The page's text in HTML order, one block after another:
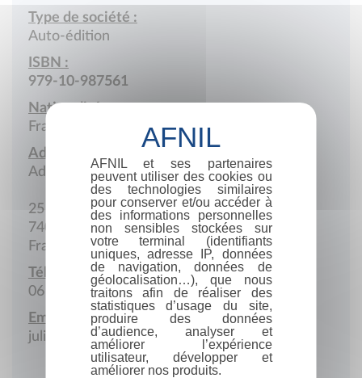
Type de société :
Auto-édition
ISBN :
979-10-987561
Nationalité :
France
Adresse :
Adresse postale
25 Rue Chaumontel
74000 Annecy
France
Téléphone portable :
06 08 77 68 55
Email :
julien.duteil.auteur@gmail.com
AFNIL et ses partenaires
peuvent utiliser des cookies ou
des technologies similaires
pour conserver et/ou accéder à
des informations personnelles
non sensibles stockées sur
votre terminal (identifiants
uniques, adresse IP, données
de navigation, données de
géolocalisation…), que nous
traitons afin de réaliser des
statistiques d’usage du site,
produire des données
d’audience, analyser et
améliorer l’expérience
utilisateur, développer et
améliorer nos produits.